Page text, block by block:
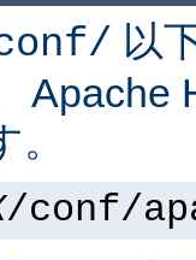
以
Apache
/conf/